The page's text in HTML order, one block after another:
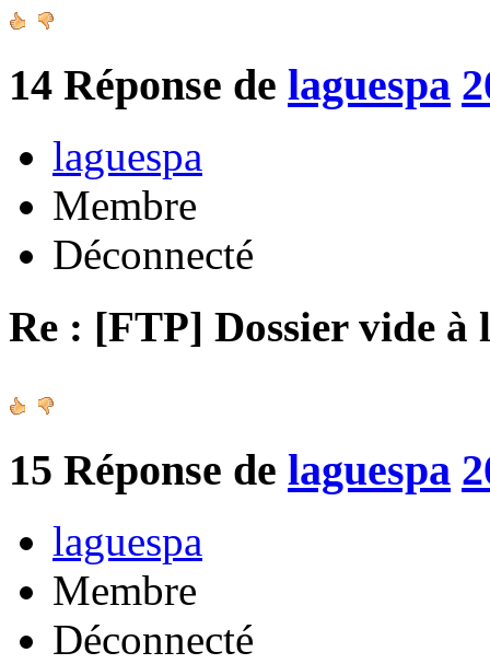
14 Réponse de laguespa
laguespa
Membre
Déconnecté
Re : [FTP] Dossier vide à
15 Réponse de laguespa
laguespa
Membre
Déconnecté